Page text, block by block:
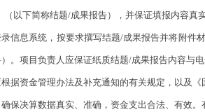
（以下简称结题/成果报告），并保证填报内容
息系统，按要求撰写结题/成果报告并将附件
。项目负责人应保证纸质结题/成果报告内容与
资金管理办法及补充通知的有关规定，以及《
保决算数据真实、准确，资金支出合法、有效